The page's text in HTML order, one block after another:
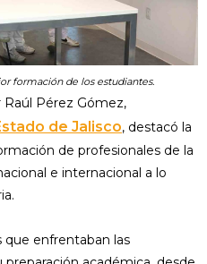
formación de los estudiantes.
Pérez Gómez,
de Jalisco, destacó la
de profesionales de la
e internacional a lo
que enfrentaban las